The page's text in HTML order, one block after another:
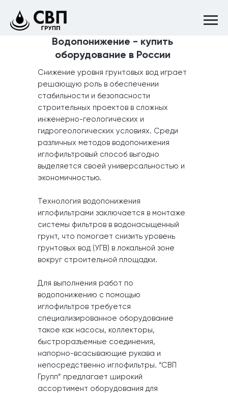
Водопонижение - купить
оборудование в России
Снижение уровня грунтовых вод играет
решающую роль в обеспечении
стабильности и безопасности
строительных проектов в сложных
инженерно-геологических и
гидрогеологических условиях. Среди
различных методов водопонижения
иглофильтровый способ выгодно
выделяется своей универсальностью и
экономичностью.
Технология водопонижения
иглофильтрами заключается в монтаже
системы фильтров в водонасыщенный
грунт, что помогает снизить уровень
грунтовых вод (УГВ) в локальной зоне
вокруг строительной площадки.
Для выполнения работ по
водопонижению с помощью
иглофильтров требуется
специализированное оборудование
такое как насосы, коллекторы,
быстроразъемные соединения,
напорно-всасывающие рукава и
непосредственно иглофильтры. “СВП
Групп” предлагает широкий
ассортимент оборудования для